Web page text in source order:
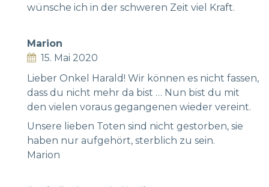
wünsche ich in der schweren Zeit viel Kraft.
Marion
15. Mai 2020
Lieber Onkel Harald! Wir können es nicht fassen,
dass du nicht mehr da bist … Nun bist du mit
den vielen voraus gegangenen wieder vereint.
Unsere lieben Toten sind nicht gestorben, sie
haben nur aufgehört, sterblich zu sein.
Marion